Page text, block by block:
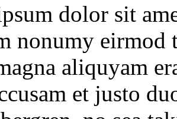
dolor sit
nonumy
aliquyam
et justo